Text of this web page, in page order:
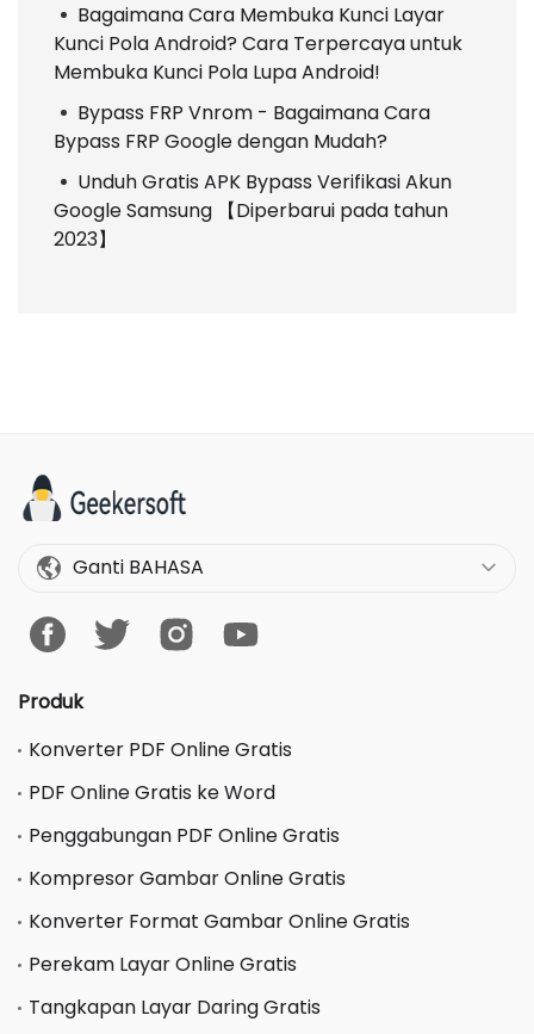
Bagaimana Cara Membuka Kunci Layar
Kunci Pola Android? Cara Terpercaya untuk
Membuka Kunci Pola Lupa Android!
Bypass FRP Vnrom - Bagaimana Cara
Bypass FRP Google dengan Mudah?
Unduh Gratis APK Bypass Verifikasi Akun
Google Samsung 【Diperbarui pada tahun
2023】
Ganti BAHASA
Produk
Konverter PDF Online Gratis
PDF Online Gratis ke Word
Penggabungan PDF Online Gratis
Kompresor Gambar Online Gratis
Konverter Format Gambar Online Gratis
Perekam Layar Online Gratis
Tangkapan Layar Daring Gratis